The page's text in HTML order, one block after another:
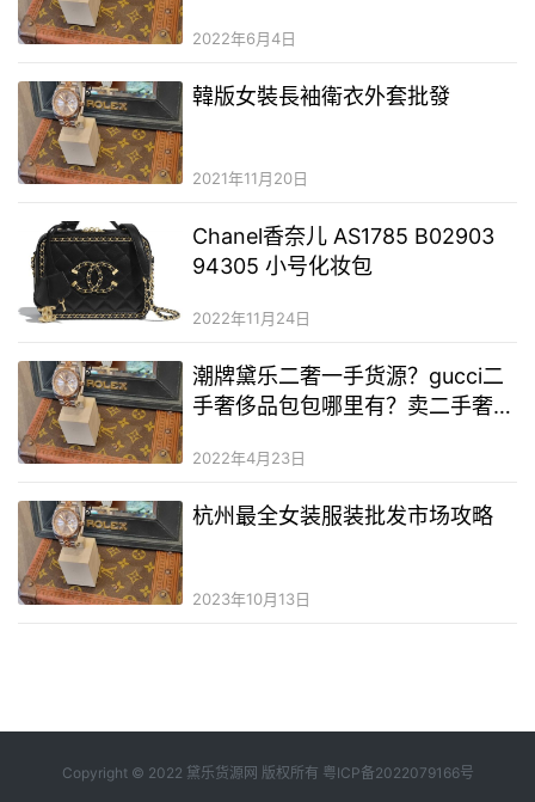
2022年6月4日
韓版女裝長袖衛衣外套批發
2021年11月20日
Chanel香奈儿 AS1785 B02903
94305 小号化妆包
2022年11月24日
潮牌黛乐二奢一手货源？gucci二
手奢侈品包包哪里有？卖二手奢侈
2022年4月23日
杭州最全女装服装批发市场攻略
2023年10月13日
Copyright © 2022 黛乐货源网 版权所有 粤ICP备2022079166号